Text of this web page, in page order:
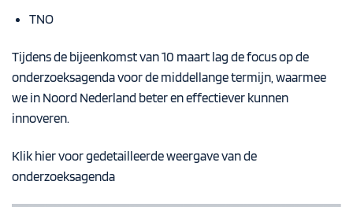
TNO
Tijdens de bijeenkomst van 10 maart lag de focus op de
onderzoeksagenda voor de middellange termijn, waarmee
we in Noord Nederland beter en effectiever kunnen
innoveren.
Klik hier voor gedetailleerde weergave van de
onderzoeksagenda